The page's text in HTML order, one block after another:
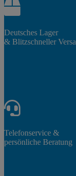
Deutsches Lager
& Blitzschneller
Telefonservice &
persönliche Beratung